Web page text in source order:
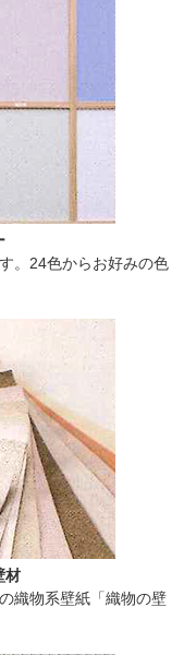
。24色からお好みの色
材
織物系壁紙「織物の壁